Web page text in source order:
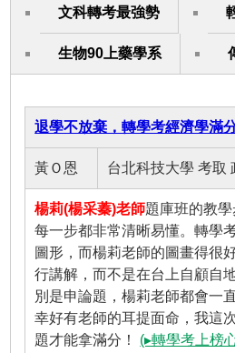
文科轉考最強勢
生物90上藥學系
退學不放棄，轉學考經濟學滿
黃Ｏ恩 台北科技大學 考取
楊莉(楊采蓁)老師題庫班的教學
每一步都非常清晰易懂。轉學
圖形，而楊莉老師的圖畫得很
行講解，而不是在台上自顧自
別是申論題，楊莉老師都會一
幸好有老師的耳提面命，我這
題才能拿滿分！ (▸轉學考上榜